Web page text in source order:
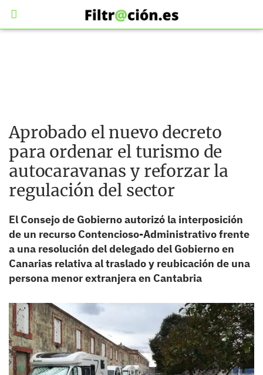
Aprobado el nuevo decreto
para ordenar el turismo de
autocaravanas y reforzar la
regulación del sector
El Consejo de Gobierno autorizó la interposición
de un recurso Contencioso-Administrativo frente
a una resolución del delegado del Gobierno en
Canarias relativa al traslado y reubicación de una
persona menor extranjera en Cantabria